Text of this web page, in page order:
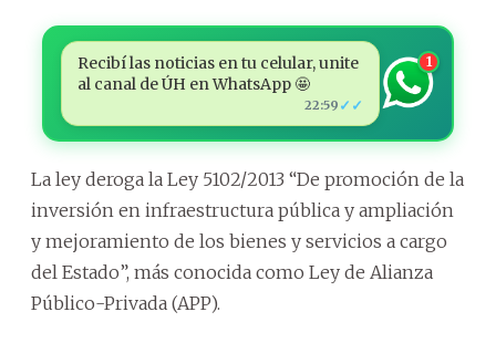
Recibí las noticias en tu celular, unite
al canal de ÚH en WhatsApp 🤩
22:59 ✓✓
1
La ley deroga la Ley 5102/2013 “De promoción de la
inversión en infraestructura pública y ampliación
y mejoramiento de los bienes y servicios a cargo
del Estado”, más conocida como Ley de Alianza
Público-Privada (APP).